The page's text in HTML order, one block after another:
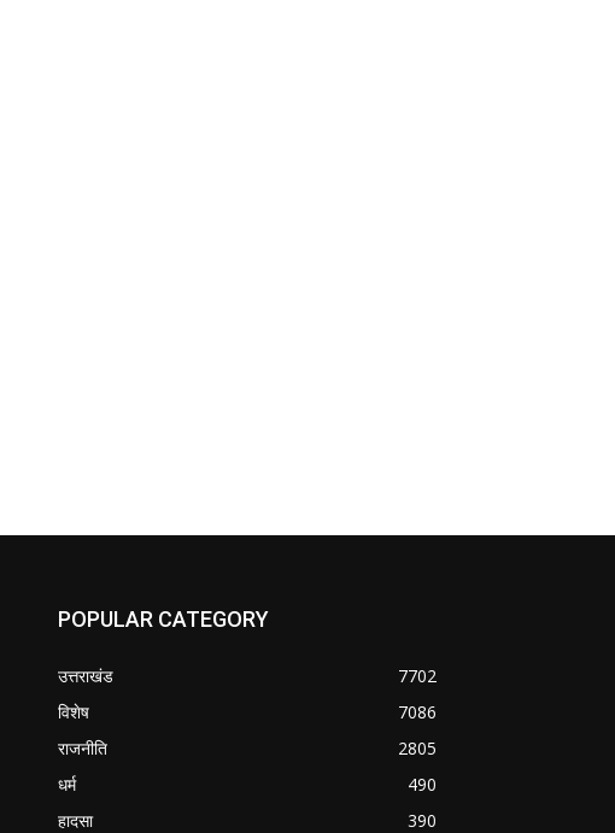
POPULAR CATEGORY
उत्तराखंड
7702
विशेष
7086
राजनीति
2805
धर्म
490
हादसा
390